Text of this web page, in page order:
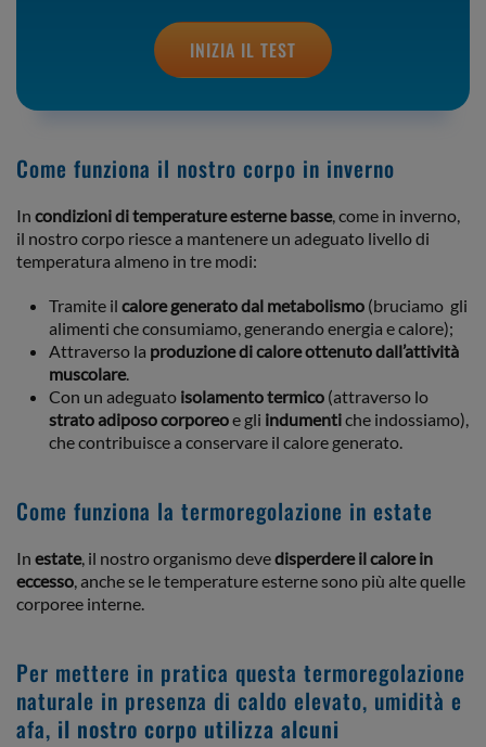
INIZIA IL TEST
Come funziona il nostro corpo in inverno
In condizioni di temperature esterne basse, come in inverno,
il nostro corpo riesce a mantenere un adeguato livello di
temperatura almeno in tre modi:
Tramite il calore generato dal metabolismo (bruciamo gli
alimenti che consumiamo, generando energia e calore);
Attraverso la produzione di calore ottenuto dall’attività
muscolare.
Con un adeguato isolamento termico (attraverso lo
strato adiposo corporeoe gli indumentiche indossiamo),
che contribuisce a conservare il calore generato.
Come funziona la termoregolazione in estate
In estate, il nostro organismo devedisperdere il calore in
eccesso, anche se le temperature esterne sono più alte quelle
corporee interne.
Per mettere in pratica questa termoregolazione
naturale in presenza di caldo elevato, umidità e
afa, il nostro corpo utilizza alcuni